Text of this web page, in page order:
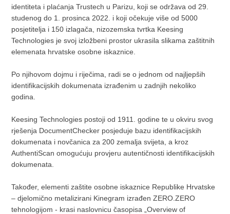
identiteta i plaćanja Trustech u Parizu, koji se održava od 29.
studenog do 1. prosinca 2022. i koji očekuje više od 5000
posjetitelja i 150 izlagača, nizozemska tvrtka Keesing
Technologies je svoj izložbeni prostor ukrasila slikama zaštitnih
elemenata hrvatske osobne iskaznice.
Po njihovom dojmu i riječima, radi se o jednom od najljepših
identifikacijskih dokumenata izrađenim u zadnjih nekoliko
godina.
Keesing Technologies postoji od 1911. godine te u okviru svog
rješenja DocumentChecker posjeduje bazu identifikacijskih
dokumenata i novčanica za 200 zemalja svijeta, a kroz
AuthentiScan omogućuju provjeru autentičnosti identifikacijskih
dokumenata.
Također, elementi zaštite osobne iskaznice Republike Hrvatske
– djelomično metalizirani Kinegram izrađen ZERO.ZERO
tehnologijom - krasi naslovnicu časopisa „Overview of